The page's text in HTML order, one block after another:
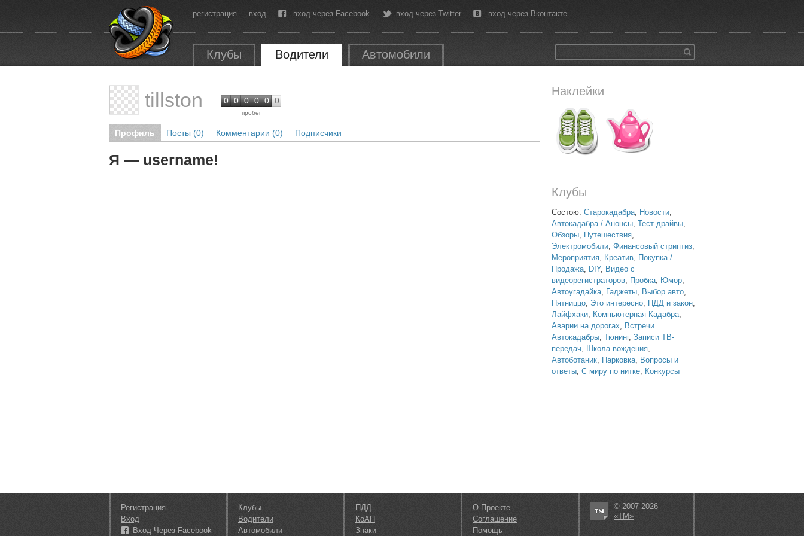
регистрация вход вход через Facebook вход через Twitter вход через Вконтакте
Клубы Водители Автомобили
Наклейки
Клубы
Состою: Старокадабра, Новости,
Автокадабра / Анонсы, Тест-драйвы,
Обзоры, Путешествия,
Электромобили, Финансовый стриптиз,
Мероприятия, Креатив, Покупка /
Продажа, DIY, Видео с
видеорегистраторов, Пробка, Юмор,
Автоугадайка, Гаджеты, Выбор авто,
Пятниццо, Это интересно, ПДД и закон,
Лайфхаки, Компьютерная Кадабра,
Аварии на дорогах, Встречи
Автокадабры, Тюнинг, Записи ТВ-
передач, Школа вождения,
Автоботаник, Парковка, Вопросы и
ответы, С миру по нитке, Конкурсы
tillston 0 0 0 0 0 0
пробег
Профиль Посты (0) Комментарии (0) Подписчики
Я — username!
Регистрация
Вход
Вход Через Facebook
Клубы
Водители
Автомобили
ПДД
КоАП
Знаки
О Проекте
Соглашение
Помощь
© 2007-2026
«ТМ»